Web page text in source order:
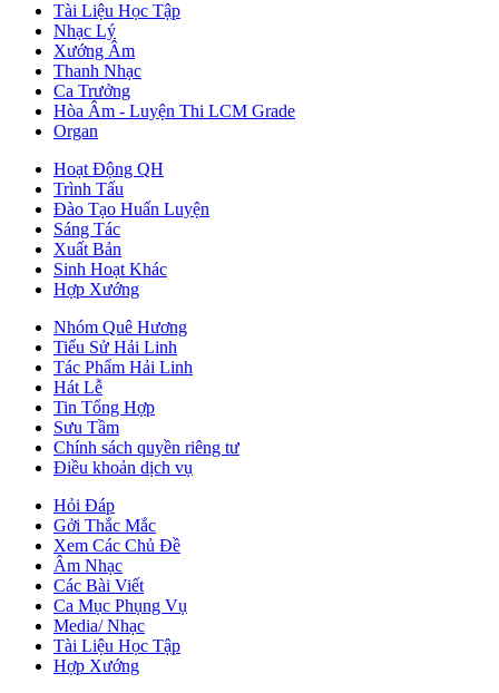
Tài Liệu Học Tập
Nhạc Lý
Xướng Âm
Thanh Nhạc
Ca Trưởng
Hòa Âm - Luyện Thi LCM Grade
Organ
Hoạt Động QH
Trình Tấu
Đào Tạo Huấn Luyện
Sáng Tác
Xuất Bản
Sinh Hoạt Khác
Hợp Xướng
Nhóm Quê Hương
Tiểu Sử Hải Linh
Tác Phẩm Hải Linh
Hát Lễ
Tin Tổng Hợp
Sưu Tầm
Chính sách quyền riêng tư
Điều khoản dịch vụ
Hỏi Đáp
Gởi Thắc Mắc
Xem Các Chủ Đề
Âm Nhạc
Các Bài Viết
Ca Mục Phụng Vụ
Media/ Nhạc
Tài Liệu Học Tập
Hợp Xướng